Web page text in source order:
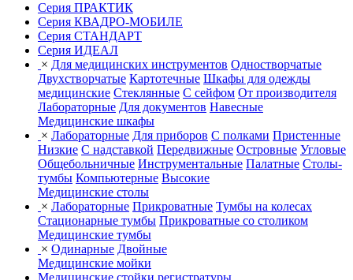
Серия ПРАКТИК
Серия КВАДРО-МОБИЛЕ
Серия СТАНДАРТ
Серия ИДЕАЛ
× Для медицинских инструментов Одностворчатые
Двухстворчатые Картотечные Шкафы для одежды
медицинские Стеклянные С сейфом От производителя
Лабораторные Для документов Навесные
Медицинские шкафы
× Лабораторные Для приборов С полками Пристенные
Низкие С надставкой Передвижные Островные Угловые
Общебольничные Инструментальные Палатные Столы-
тумбы Компьютерные Высокие
Медицинские столы
× Лабораторные Прикроватные Тумбы на колесах
Стационарные тумбы Прикроватные со столиком
Медицинские тумбы
× Одинарные Двойные
Медицинские мойки
Медицинские стойки регистратуры